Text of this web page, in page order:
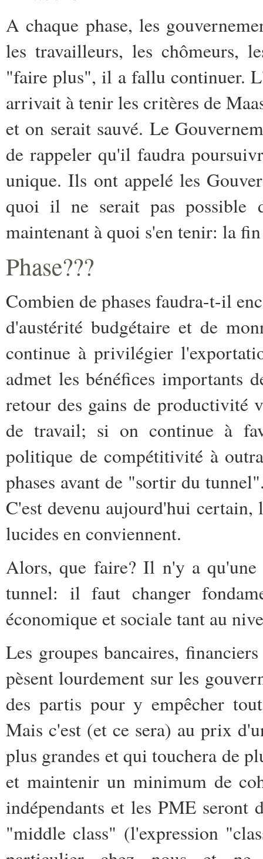
A chaque phase, les
les travailleurs, les chômeurs,
"faire plus", il a fallu continuer.
arrivait à tenir les critères de
et on serait sauvé. Le
de rappeler qu'il faudra
unique. Ils ont appelé les
quoi il ne serait pas possible
maintenant à quoi s'en tenir: la
Phase???
Combien de phases faudra-t-il
d'austérité budgétaire et de
continue à privilégier
admet les bénéfices importants
retour des gains de productivité
de travail; si on continue à
politique de compétitivité à
phases avant de "sortir du
C'est devenu aujourd'hui certain,
lucides en conviennent.
Alors, que faire? Il n'y a
tunnel: il faut changer
économique et sociale tant au
Les groupes bancaires,
pèsent lourdement sur les
des partis pour y empêcher
Mais c'est (et ce sera) au prix
plus grandes et qui touchera de
et maintenir un minimum de
indépendants et les PME seront
"middle class" (l'expression